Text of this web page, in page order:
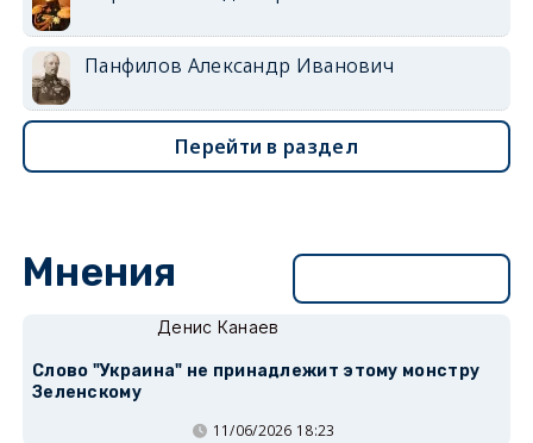
Панфилов Александр Иванович
Перейти в раздел
Мнения
Денис Канаев
Слово "Украина" не принадлежит этому монстру
Зеленскому
11/06/2026 18:23